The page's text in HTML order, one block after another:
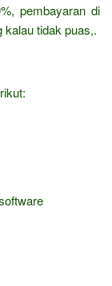
pembayaran di
kalau tidak puas,.